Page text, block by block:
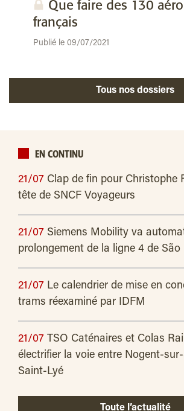
Que faire des 130
français
Publié le 09/07/2021
Tous nos dossiers
EN CONTINU
21/07 Clap de fin pour Christophe
tête de SNCF Voyageurs
21/07 Siemens Mobility va
prolongement de la ligne 4 de São
21/07 Le calendrier de mise en
trams réexaminé par IDFM
21/07 TSO Caténaires et Colas
électrifier la voie entre Nogent-
Saint-Lyé
Toute l’actualité